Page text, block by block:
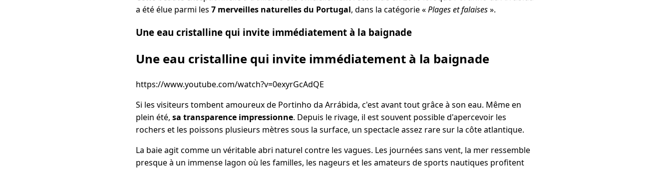
a été élue parmi les 7 merveilles naturelles du Portugal, dans la catégorie «Plages et falaises».
Une eau cristalline qui invite immédiatement à la baignade
Une eau cristalline qui invite immédiatement à la baignade
https://www.youtube.com/watch?v=0exyrGcAdQE
Si les visiteurs tombent amoureux de Portinho da Arrábida, c'est avant tout grâce à son eau. Même en
plein été, sa transparence impressionne. Depuis le rivage, il est souvent possible d'apercevoir les
rochers et les poissons plusieurs mètres sous la surface, un spectacle assez rare sur la côte atlantique.
La baie agit comme un véritable abri naturel contre les vagues. Les journées sans vent, la mer ressemble
presque à un immense lagon où les familles, les nageurs et les amateurs de sports nautiques profitent